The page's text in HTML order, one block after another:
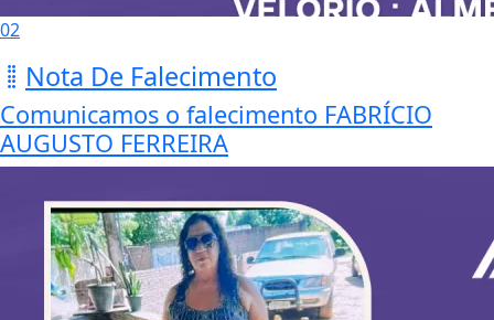
02
Nota De Falecimento
Comunicamos o falecimento FABRÍCIO
AUGUSTO FERREIRA